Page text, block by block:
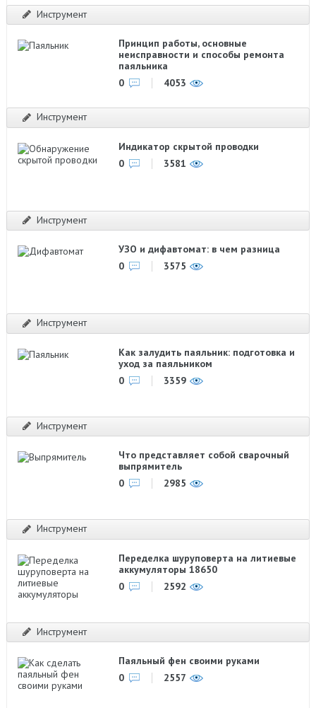
Инструмент
Принцип работы, основные
неисправности и способы ремонта
паяльника
0
4053
Инструмент
Индикатор скрытой проводки
0
3581
Инструмент
УЗО и дифавтомат: в чем разница
0
3575
Инструмент
Как залудить паяльник: подготовка и
уход за паяльником
0
3359
Инструмент
Что представляет собой сварочный
выпрямитель
0
2985
Инструмент
Переделка шуруповерта на литиевые
аккумуляторы 18650
0
2592
Инструмент
Паяльный фен своими руками
0
2557